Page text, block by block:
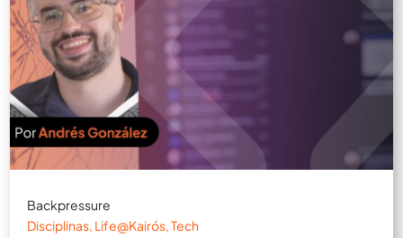
Backpressure
Disciplinas, Life@Kairós,Tech